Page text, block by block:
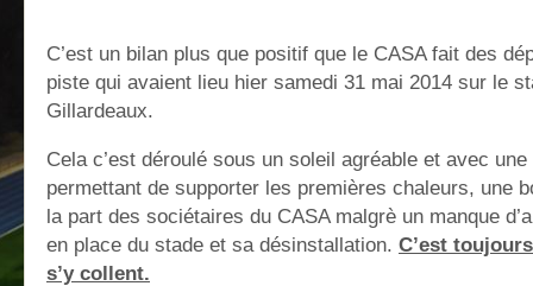
C’est un bilan plus que positif que le CASA fait des
piste qui avaient lieu hier samedi 31 mai 2014 sur le
Gillardeaux.
Cela c’est déroulé sous un soleil agréable et avec
permettant de supporter les premières chaleurs, une
la part des sociétaires du CASA malgrè un manque
en place du stade et sa désinstallation. C’est
s’y collent.